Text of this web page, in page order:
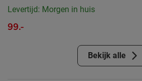
Levertijd: Morgen in huis
99.-
Bekijk alle